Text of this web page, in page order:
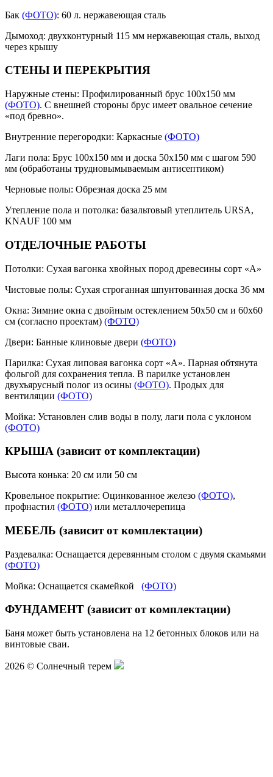
Бак (ФОТО): 60 л. нержавеющая сталь
Дымоход: двухконтурный 115 мм нержавеющая сталь, выход
через крышу
СТЕНЫ И ПЕРЕКРЫТИЯ
Наружные стены: Профилированный брус 100х150 мм
(ФОТО). С внешней стороны брус имеет овальное сечение
«под бревно».
Внутренние перегородки: Каркасные (ФОТО)
Лаги пола: Брус 100х150 мм и доска 50х150 мм с шагом 590
мм (обработаны трудновымываемым антисептиком)
Черновые полы: Обрезная доска 25 мм
Утепление пола и потолка: базальтовый утеплитель URSA,
KNAUF 100 мм
ОТДЕЛОЧНЫЕ РАБОТЫ
Потолки: Сухая вагонка хвойных пород древесины сорт «А»
Чистовые полы: Сухая строганная шпунтованная доска 36 мм
Окна: Зимние окна с двойным остеклением 50х50 см и 60х60
см (согласно проектам) (ФОТО)
Двери: Банные клиновые двери (ФОТО)
Парилка: Сухая липовая вагонка сорт «А». Парная обтянута
фольгой для сохранения тепла. В парилке установлен
двухъярусный полог из осины (ФОТО). Продых для
вентиляции (ФОТО)
Мойка: Установлен слив воды в полу, лаги пола с уклоном
(ФОТО)
КРЫША (зависит от комплектации)
Высота конька: 20 см или 50 см
Кровельное покрытие: Оцинкованное железо (ФОТО),
профнастил (ФОТО) или металлочерепица
МЕБЕЛЬ (зависит от комплектации)
Раздевалка: Оснащается деревянным столом с двумя скамьями
(ФОТО)
Мойка: Оснащается скамейкой (ФОТО)
ФУНДАМЕНТ (зависит от комплектации)
Баня может быть установлена на 12 бетонных блоков или на
винтовые сваи.
2026 © Солнечный терем